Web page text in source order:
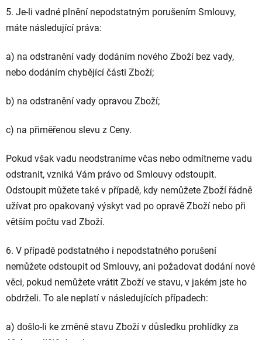
5. Je-li vadné plnění nepodstatným porušením Smlouvy,
máte následující práva:
a) na odstranění vady dodáním nového Zboží bez vady,
nebo dodáním chybějící části Zboží;
b) na odstranění vady opravou Zboží;
c) na přiměřenou slevu z Ceny.
Pokud však vadu neodstraníme včas nebo odmítneme vadu
odstranit, vzniká Vám právo od Smlouvy odstoupit.
Odstoupit můžete také v případě, kdy nemůžete Zboží řádně
užívat pro opakovaný výskyt vad po opravě Zboží nebo při
větším počtu vad Zboží.
6. V případě podstatného i nepodstatného porušení
nemůžete odstoupit od Smlouvy, ani požadovat dodání nové
věci, pokud nemůžete vrátit Zboží ve stavu, v jakém jste ho
obdrželi. To ale neplatí v následujících případech:
a) došlo-li ke změně stavu Zboží v důsledku prohlídky za